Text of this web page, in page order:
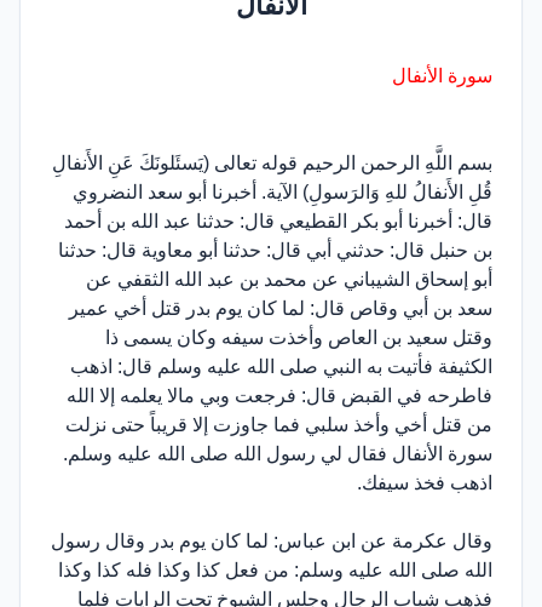
سورة الأنفال
بسم اللَّهِ الرحمن الرحيم قوله تعالى (يَسئَلونَكَ عَنِ الأَنفالِ
قُلِ الأَنفالُ للهِ وَالرَسولِ) الآية. أخبرنا أبو سعد النضروي
قال: أخبرنا أبو بكر القطيعي قال: حدثنا عبد الله بن أحمد
بن حنبل قال: حدثني أبي قال: حدثنا أبو معاوية قال: حدثنا
أبو إسحاق الشيباني عن محمد بن عبد الله الثقفي عن
سعد بن أبي وقاص قال: لما كان يوم بدر قتل أخي عمير
وقتل سعيد بن العاص وأخذت سيفه وكان يسمى ذا
الكثيفة فأتيت به النبي صلى الله عليه وسلم قال: اذهب
فاطرحه في القبض قال: فرجعت وبي مالا يعلمه إلا الله
من قتل أخي وأخذ سلبي فما جاوزت إلا قريباً حتى نزلت
سورة الأنفال فقال لي رسول الله صلى الله عليه وسلم.
اذهب فخذ سيفك.
وقال عكرمة عن ابن عباس: لما كان يوم بدر وقال رسول
الله صلى الله عليه وسلم: من فعل كذا وكذا فله كذا وكذا
فذهب شباب الرجال وجلس الشيوخ تحت الرايات فلما